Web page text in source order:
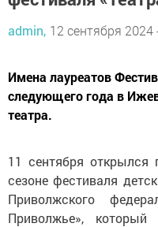
admin, 12 сентября 2024
Имена лауреатов
следующего года в
театра.
11 сентября открылся
сезоне фестиваля
Приволжского
Приволжье», который